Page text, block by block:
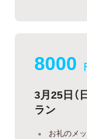
8000
3月25日（
ラン
お礼のメ